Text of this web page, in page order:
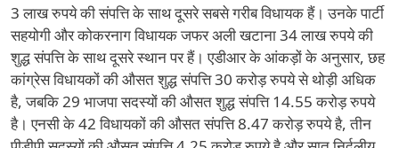
3 लाख रुपये की संपत्ति के साथ दूसरे सबसे गरीब विधायक हैं। उनके पार्टी
सहयोगी और कोकरनाग विधायक जफर अली खटाना 34 लाख रुपये की
शुद्ध संपत्ति के साथ दूसरे स्थान पर हैं। एडीआर के आंकड़ों के अनुसार, छह
कांग्रेस विधायकों की औसत शुद्ध संपत्ति 30 करोड़ रुपये से थोड़ी अधिक
है, जबकि 29 भाजपा सदस्यों की औसत शुद्ध संपत्ति 14.55 करोड़ रुपये
है। एनसी के 42 विधायकों की औसत संपत्ति 8.47 करोड़ रुपये है, तीन